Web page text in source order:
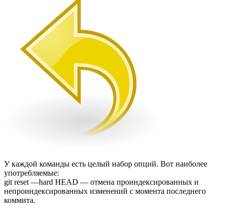
У каждой команды есть целый набор опций. Вот наиболее
употребляемые:
git reset —hard HEAD — отмена проиндексированных и
непроиндексированных изменений с момента последнего
коммита.